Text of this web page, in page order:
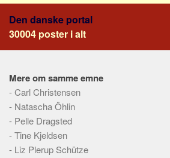
Om
Forhistorien
Redigering
Tekstannoncer
Bannere
Hjælp
Den danske portal
30004 poster i alt
Mere om samme emne
-Carl Christensen
- Natascha Öhlin
- Pelle Dragsted
-Tine Kjeldsen
- Liz Plerup Schütze